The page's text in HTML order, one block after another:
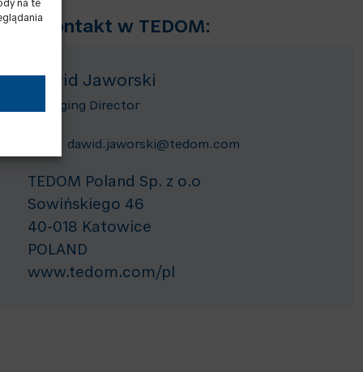
na te
Twój kontakt w TEDOM:
Dawid Jaworski
Managing Director
dawid.jaworski@tedom.com
TEDOM Poland Sp. z o.o
Sowińskiego 46
40-018 Katowice
POLAND
www.tedom.com/pl